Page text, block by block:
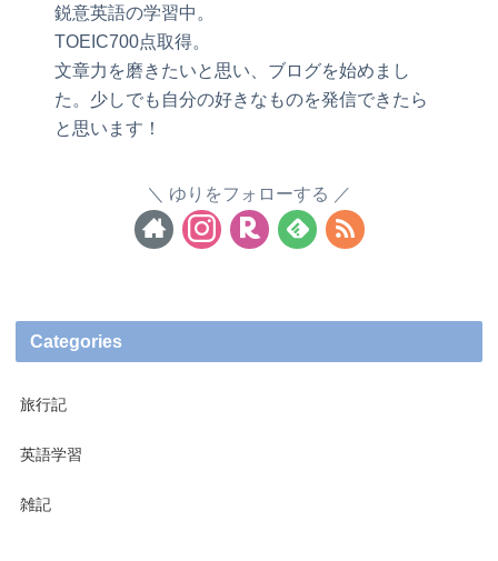
鋭意英語の学習中。
TOEIC700点取得。
文章力を磨きたいと思い、ブログを始めまし
た。少しでも自分の好きなものを発信できたら
と思います！
ゆりをフォローする
Categories
旅行記
英語学習
雑記